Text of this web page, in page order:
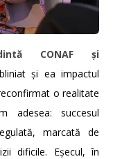
CONAF și
și ea impactul
o realitate
adesea: succesul
marcată de
dificile. Eșecul, în